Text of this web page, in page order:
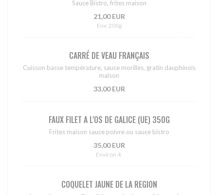
Sauce Bistro, frites maison
21,00 EUR
Env. 200g
CARRÉ DE VEAU FRANÇAIS
Cuisson basse température, sauce morilles, gratin dauphinois
maison
33,00 EUR
FAUX FILET A L'OS DE GALICE (UE) 350G
Frites maison sauce poivre ou sauce bistro
35,00 EUR
Environ 4.
COQUELET JAUNE DE LA REGION